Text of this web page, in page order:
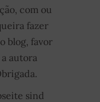
com ou
fazer
blog, favor
autora
sind